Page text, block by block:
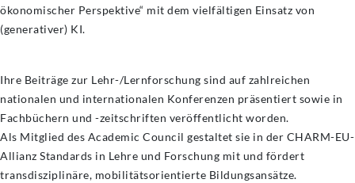
ökonomischer Perspektive“ mit dem vielfältigen Einsatz von
(generativer) KI.
Ihre Beiträge zur Lehr-/Lernforschung sind auf zahlreichen
nationalen und internationalen Konferenzen präsentiert sowie in
Fachbüchern und -zeitschriften veröffentlicht worden.
Als Mitglied des Academic Council gestaltet sie in der CHARM-EU-
Allianz Standards in Lehre und Forschung mit und fördert
transdisziplinäre, mobilitätsorientierte Bildungsansätze.